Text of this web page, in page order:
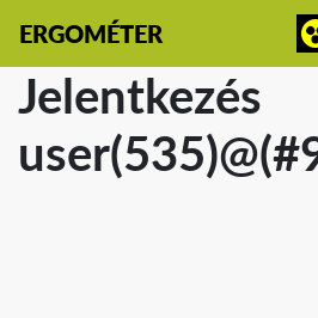
ERGOMÉTER
Jelentkezés